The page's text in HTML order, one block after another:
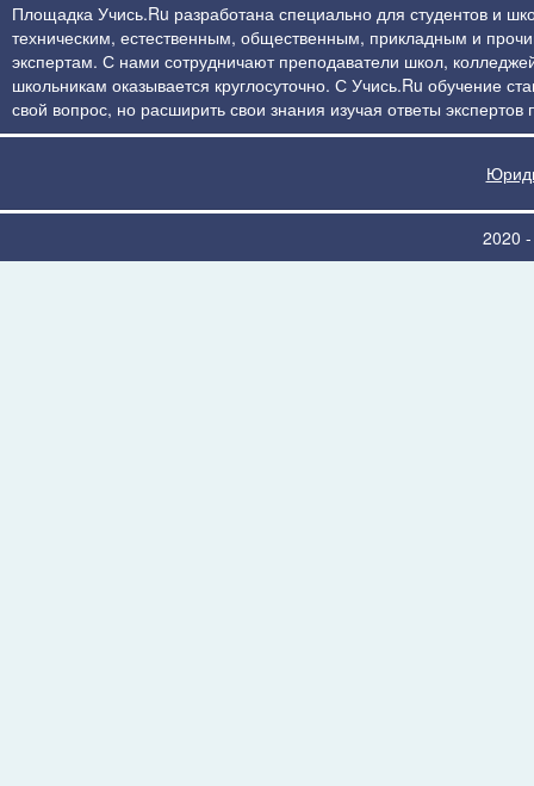
Площадка Учись.Ru разработана специально для студентов и
техническим, естественным, общественным, прикладным и
экспертам. С нами сотрудничают преподаватели школ,
школьникам оказывается круглосуточно. С Учись.Ru обучение
свой вопрос, но расширить свои знания изучая ответы
2020